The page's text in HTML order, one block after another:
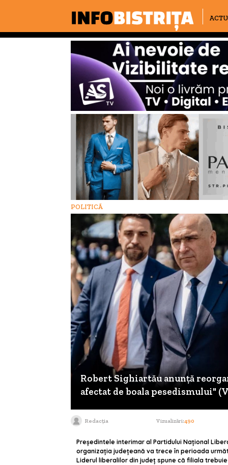
POLITICĂ
Robert Sighiartău anunță
afectat de boala pesedismului"
Redacția Vizualizări:490
Președintele interimar al Partidului Național
organizația județeană va trece în perioada
Liderul liberalilor din județ spune că filiala